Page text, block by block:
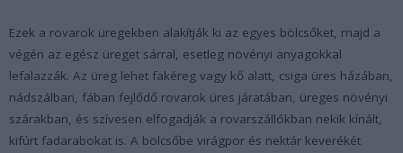
Ezek a rovarok üregekben alakítják ki az egyes bölcsőket, majd a
végén az egész üreget sárral, esetleg növényi anyagokkal
lefalazzák. Az üreg lehet fakéreg vagy kő alatt, csiga üres házában,
nádszálban, fában fejlődő rovarok üres járatában, üreges növényi
szárakban, és szívesen elfogadják a rovarszállókban nekik kínált,
kifúrt fadarabokat is. A bölcsőbe virágpor és nektár keverékét